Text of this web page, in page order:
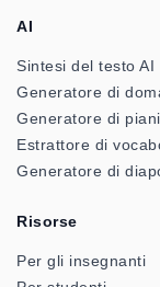
AI
Sintesi del testo AI
Generatore di
Generatore di
Estrattore di
Generatore di
Risorse
Per gli insegnanti